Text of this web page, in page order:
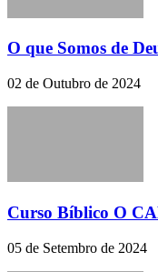
O que Somos de
02 de Outubro de 2024
Curso Bíblico O
05 de Setembro de 2024